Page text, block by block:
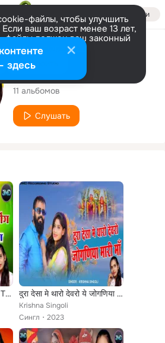
Войти
файлы, чтобы улучшить
ваш возраст менее 13 лет,
файлы должен ваш законный
Больше информации
Настроить
Исполнитель
Krishna Singoli
11 альбомов
Слушать
Jur Jur Lilan Rove Tejal Thari दुरा देसा मे थारो देवरो ये जोगणिया मारी माँ
Krishna Singoli
Сингл
2023
здесь